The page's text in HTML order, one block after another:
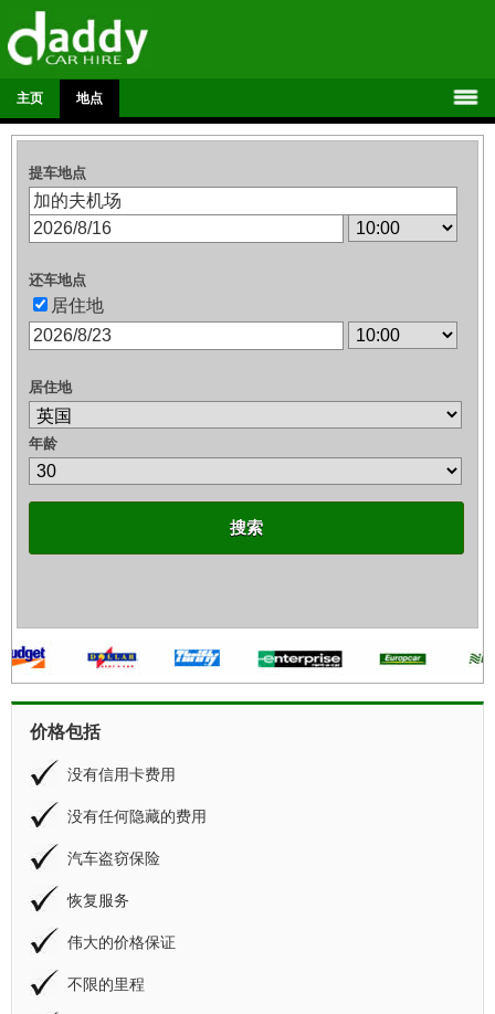
主页 地点
提车地点
还车地点
居住地
居住地
年龄
搜索
价格包括
没有信用卡费用
没有任何隐藏的费用
汽车盗窃保险
恢复服务
伟大的价格保证
不限的里程